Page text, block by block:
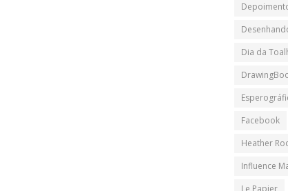
Dia da
Facebook
Heather
Influence